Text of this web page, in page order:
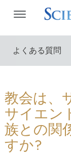
よくある質問
教会は、
サイエン
族との関
すか?